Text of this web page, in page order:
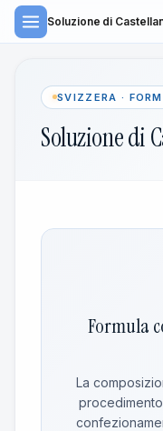
Soluzione di
SVIZZERA ·
Soluzione di
Formula
La